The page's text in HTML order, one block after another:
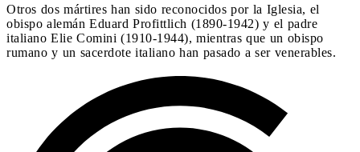
Otros dos mártires han sido reconocidos por la Iglesia, el
obispo alemán Eduard Profittlich (1890-1942) y el padre
italiano Elie Comini (1910-1944), mientras que un obispo
rumano y un sacerdote italiano han pasado a ser venerables.